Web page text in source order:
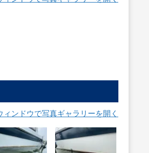
ィンドウで写真ギャラリーを開く